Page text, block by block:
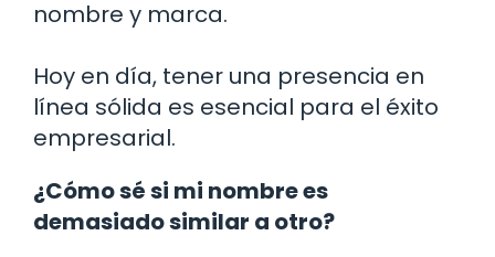
nombre y marca.
Hoy en día, tener una presencia en
línea sólida es esencial para el éxito
empresarial.
¿Cómo sé si mi nombre es
demasiado similar a otro?